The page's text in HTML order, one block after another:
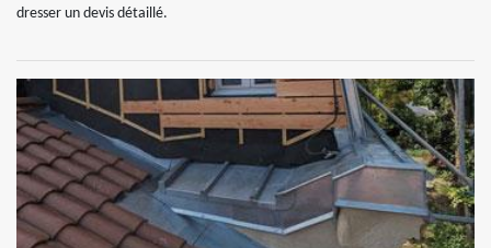
dresser un devis détaillé.